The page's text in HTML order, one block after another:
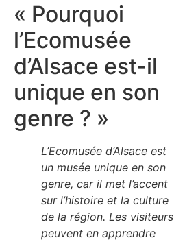
« Pourquoi
l’Ecomusée
d’Alsace est-il
unique en son
genre ? »
L’Ecomusée d’Alsace est
un musée unique en son
genre, car il met l’accent
sur l’histoire et la culture
de la région. Les visiteurs
peuvent en apprendre